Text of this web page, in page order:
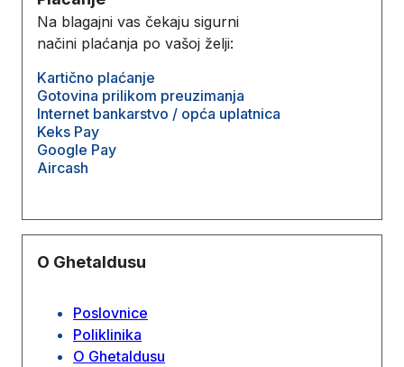
Na blagajni vas čekaju sigurni
načini plaćanja po vašoj želji:
Kartično plaćanje
Gotovina prilikom preuzimanja
Internet bankarstvo / opća uplatnica
Keks Pay
Google Pay
Aircash
O Ghetaldusu
Poslovnice
Poliklinika
O Ghetaldusu